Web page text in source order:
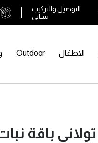
التوصيل والتركيب
مجاني
الاطفال Outdoor
تولاني باقة